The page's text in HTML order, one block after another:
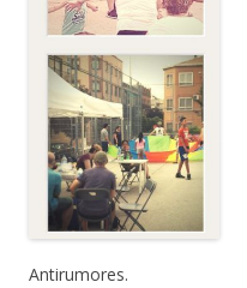
Antirumores.